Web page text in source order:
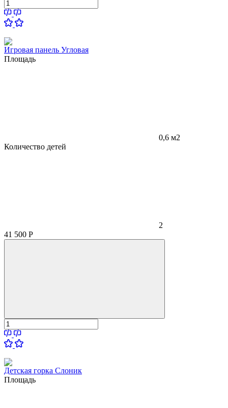
Игровая панель Угловая
Площадь
0,6 м2
Количество детей
2
41 500 Р
Детская горка Слоник
Площадь